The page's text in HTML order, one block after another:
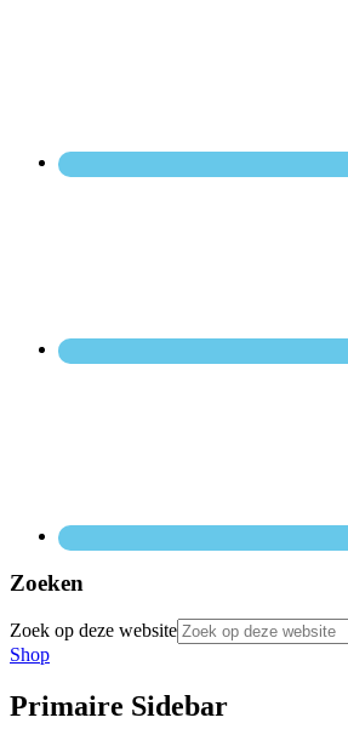
Zoeken
Zoek op deze website
Shop
Primaire Sidebar